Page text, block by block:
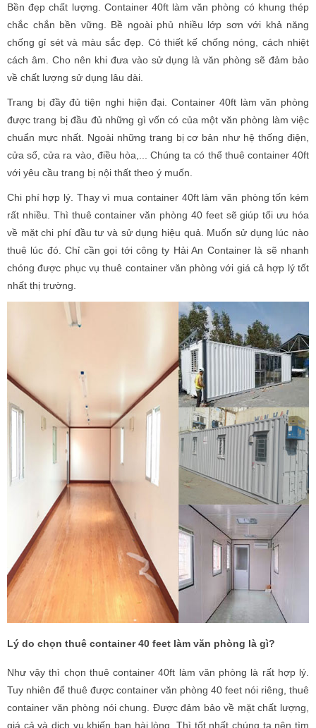
Bền đẹp chất lượng. Container 40ft làm văn phòng có khung thép
chắc chắn bền vững. Bề ngoài phủ nhiều lớp sơn với khả năng
chống gỉ sét và màu sắc đẹp. Có thiết kế chống nóng, cách nhiệt
cách âm. Cho nên khi đưa vào sử dụng là văn phòng sẽ đảm bảo
về chất lượng sử dụng lâu dài.
Trang bị đầy đủ tiện nghi hiện đại. Container 40ft làm văn phòng
được trang bị đầu đủ những gì vốn có của một văn phòng làm việc
chuẩn mực nhất. Ngoài những trang bị cơ bản như hệ thống điện,
cửa sổ, cửa ra vào, điều hòa,... Chúng ta có thể thuê container 40ft
với yêu cầu trang bị nội thất theo ý muốn.
Chi phí hợp lý. Thay vì mua container 40ft làm văn phòng tốn kém
rất nhiều. Thì thuê container văn phòng 40 feet sẽ giúp tối ưu hóa
về mặt chi phí đầu tư và sử dụng hiệu quả. Muốn sử dụng lúc nào
thuê lúc đó. Chỉ cần gọi tới công ty Hải An Container là sẽ nhanh
chóng được phục vụ thuê container văn phòng với giá cả hợp lý tốt
nhất thị trường.
Lý do chọn thuê container 40 feet làm văn phòng là gì?
Như vậy thì chọn thuê container 40ft làm văn phòng là rất hợp lý.
Tuy nhiên để thuê được container văn phòng 40 feet nói riêng, thuê
container văn phòng nói chung. Được đảm bảo về mặt chất lượng,
giá cả và dịch vụ khiến bạn hài lòng. Thì tốt nhất chúng ta nên tìm